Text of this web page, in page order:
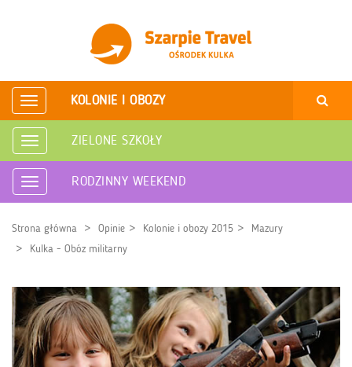
Rozwiń
nawigację
KOLONIE I OBOZY
Rozwiń
nawigację
ZIELONE SZKOŁY
Rozwiń
nawigację
RODZINNY WEEKEND
Strona główna Opinie Kolonie i obozy 2015
Mazury
Kulka - Obóz militarny